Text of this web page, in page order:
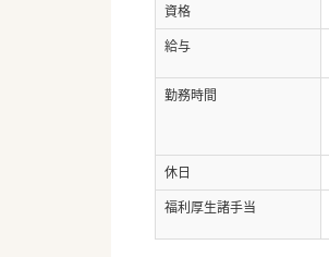
資格
給与
勤務時間
休日
福利厚生諸手当